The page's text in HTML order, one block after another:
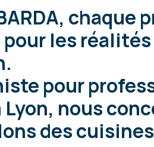
chaque
les réalités
pour
Lyon, nous
des cuisines